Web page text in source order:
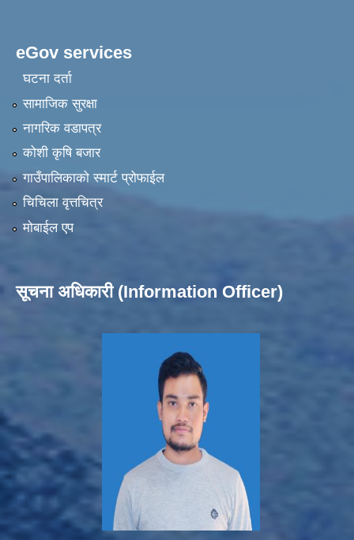
eGov services
घटना दर्ता
सामाजिक सुरक्षा
नागरिक वडापत्र
कोशी कृषि बजार
गाउँपालिकाको स्मार्ट प्रोफाईल
चिचिला वृत्तचित्र
मोबाईल एप
सूचना अधिकारी (Information Officer)